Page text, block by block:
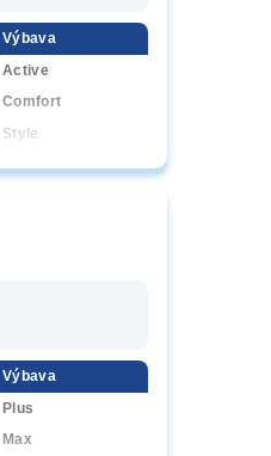
Výbava
Active
Comfort
Style
Executive
Výbava
Plus
Max